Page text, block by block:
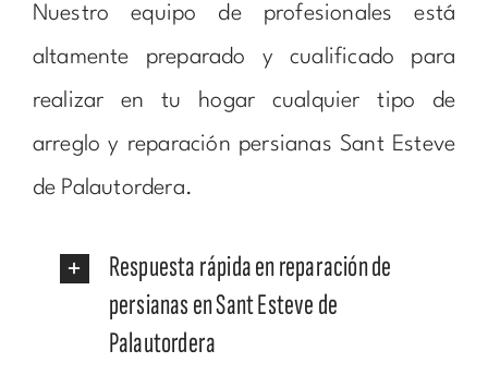
Nuestro equipo de profesionales está
altamente preparado y cualificado para
realizar en tu hogar cualquier tipo de
arreglo y reparación persianas Sant Esteve
de Palautordera.
Respuesta rápida en reparación de
persianas en Sant Esteve de
Palautordera